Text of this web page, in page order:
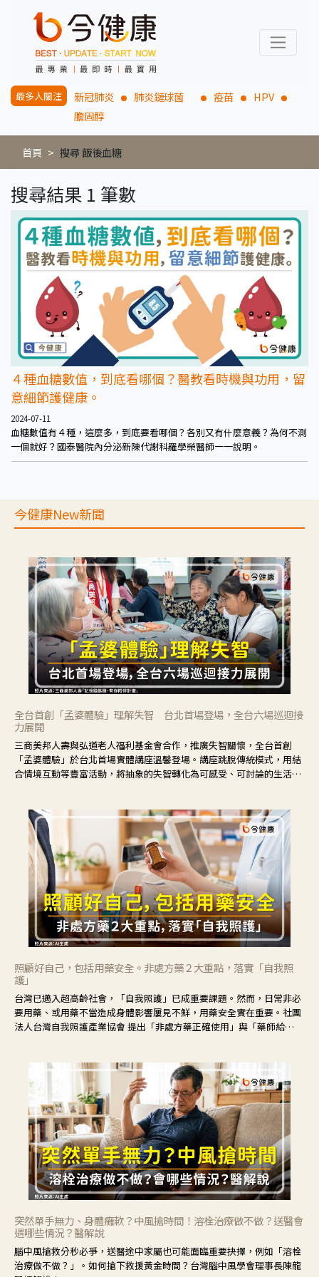
最多人關注 新冠肺炎 肺炎鏈球菌 疫苗
HPV
膽固醇
首頁 搜尋 飯後血糖
搜尋結果 1 筆數
４種血糖數值，到底看哪個？醫教看時機與功用，留
意細節護健康。
2024-07-11
血糖數值有４種，這麼多，到底要看哪個？各別又有什麼意義？為何不測
一個就好？國泰醫院內分泌新陳代謝科羅學榮醫師一一說明。
今健康New新聞
全台首創「孟婆體驗」理解失智 台北首場登場，全台六場巡迴接
力展開
三商美邦人壽與弘道老人福利基金會合作，推廣失智關懷，全台首創
「孟婆體驗」於台北首場實體講座溫馨登場。講座跳脫傳統模式，用結
合情境互動等豐富活動，將抽象的失智轉化為可感受、可討論的生活情
照顧好自己，包括用藥安全。非處方藥２大重點，落實「自我照
護」
台灣已邁入超高齡社會，「自我照護」已成重要課題。然而，日常非必
要用藥、或用藥不當造成身體影響屢見不鮮，用藥安全實在重要。社團
法人台灣自我照護產業協會 提出「非處方藥正確使用」與「藥師給
突然單手無力、身體癱軟？中風搶時間！溶栓治療做不做？送醫會
遇哪些情況？醫解說
腦中風搶救分秒必爭，送醫途中家屬也可能面臨重要抉擇，例如「溶栓
治療做不做？」。如何搶下救援黃金時間？台灣腦中風學會理事長陳龍